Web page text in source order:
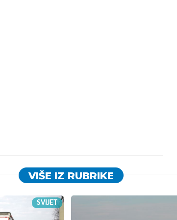
VIŠE IZ RUBRIKE
SVIJET